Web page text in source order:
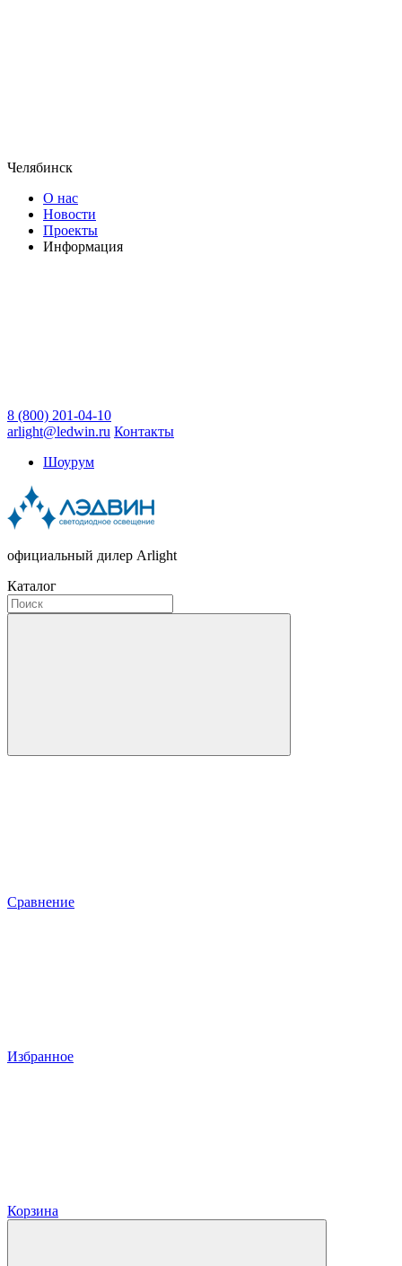
Челябинск
О нас
Новости
Проекты
Информация
8 (800) 201-04-10
arlight@ledwin.ru Контакты
Шоурум
официальный дилер Arlight
Каталог
Сравнение
Избранное
Корзина